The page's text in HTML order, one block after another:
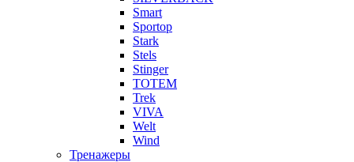
Smart
Sportop
Stark
Stels
Stinger
TOTEM
Trek
VIVA
Welt
Wind
Тренажеры